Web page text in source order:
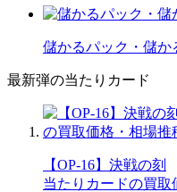
儲かるパック・儲か
最新弾の当たりカード
【OP-16】決戦の刻
当たりカードの買取